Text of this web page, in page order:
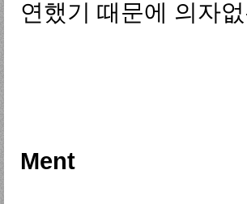
연했기 때문에 의자
Ment